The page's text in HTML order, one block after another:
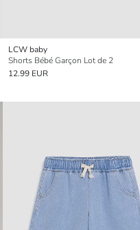
LCW baby
Shorts Bébé Garçon Lot de 2
12.99 EUR